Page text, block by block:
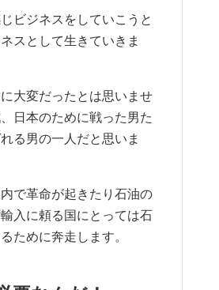
ビジネスをしていこうと
スとして生きていきま
大変だったとは思いませ
日本のために戦った男た
る男の一人だと思いま
で革命が起きたり石油の
入に頼る国にとっては石
ために奔走します。